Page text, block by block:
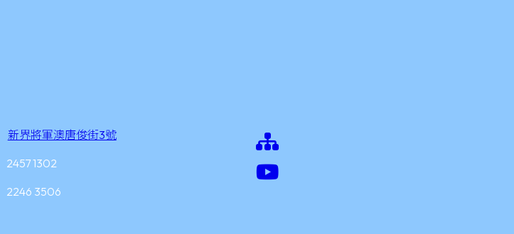
新界將軍澳唐俊街3號
2457 1302
2246 3506